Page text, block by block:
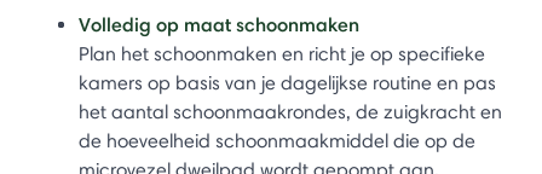
Volledig op maat schoonmaken
Plan het schoonmaken en richt je op specifieke
kamers op basis van je dagelijkse routine en pas
het aantal schoonmaakrondes, de zuigkracht en
de hoeveelheid schoonmaakmiddel die op de